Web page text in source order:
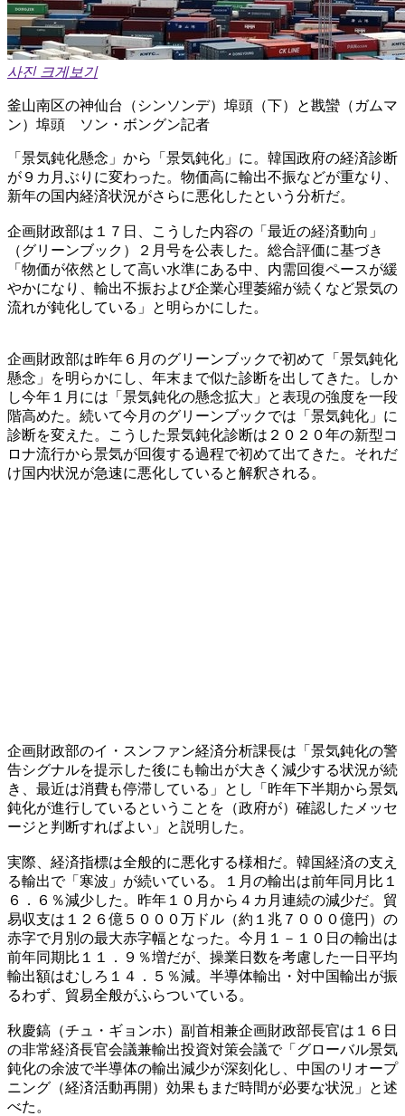
사진 크게보기
釜山南区の神仙台（シンソンデ）埠頭（下）と戡蠻（ガムマ
ン）埠頭 ソン・ボングン記者
「景気鈍化懸念」から「景気鈍化」に。韓国政府の経済診断
が９カ月ぶりに変わった。物価高に輸出不振などが重なり、
新年の国内経済状況がさらに悪化したという分析だ。
企画財政部は１７日、こうした内容の「最近の経済動向」
（グリーンブック）２月号を公表した。総合評価に基づき
「物価が依然として高い水準にある中、内需回復ペースが緩
やかになり、輸出不振および企業心理萎縮が続くなど景気の
流れが鈍化している」と明らかにした。
企画財政部は昨年６月のグリーンブックで初めて「景気鈍化
懸念」を明らかにし、年末まで似た診断を出してきた。しか
し今年１月には「景気鈍化の懸念拡大」と表現の強度を一段
階高めた。続いて今月のグリーンブックでは「景気鈍化」に
診断を変えた。こうした景気鈍化診断は２０２０年の新型コ
ロナ流行から景気が回復する過程で初めて出てきた。それだ
け国内状況が急速に悪化していると解釈される。
企画財政部のイ・スンファン経済分析課長は「景気鈍化の警
告シグナルを提示した後にも輸出が大きく減少する状況が続
き、最近は消費も停滞している」とし「昨年下半期から景気
鈍化が進行しているということを（政府が）確認したメッセ
ージと判断すればよい」と説明した。
実際、経済指標は全般的に悪化する様相だ。韓国経済の支え
る輸出で「寒波」が続いている。１月の輸出は前年同月比１
６．６％減少した。昨年１０月から４カ月連続の減少だ。貿
易収支は１２６億５０００万ドル（約１兆７０００億円）の
赤字で月別の最大赤字幅となった。今月１－１０日の輸出は
前年同期比１１．９％増だが、操業日数を考慮した一日平均
輸出額はむしろ１４．５％減。半導体輸出・対中国輸出が振
るわず、貿易全般がふらついている。
秋慶鎬（チュ・ギョンホ）副首相兼企画財政部長官は１６日
の非常経済長官会議兼輸出投資対策会議で「グローバル景気
鈍化の余波で半導体の輸出減少が深刻化し、中国のリオープ
ニング（経済活動再開）効果もまだ時間が必要な状況」と述
べた。